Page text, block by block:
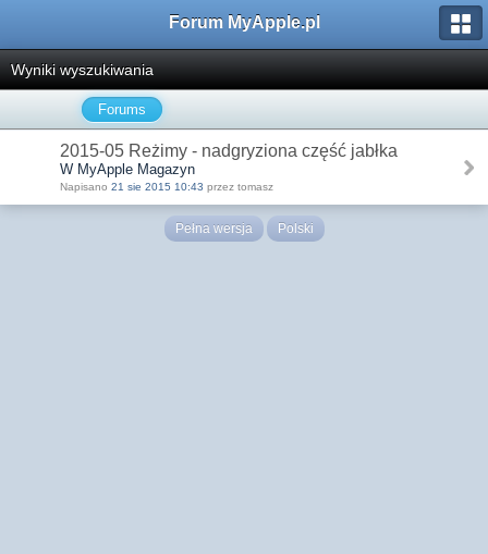
Forum MyApple.pl
Wyniki wyszukiwania
Forums
2015-05 Reżimy - nadgryziona część jabłka
W MyApple Magazyn
Napisano 21 sie 2015 10:43 przez tomasz
Pełna wersja Polski